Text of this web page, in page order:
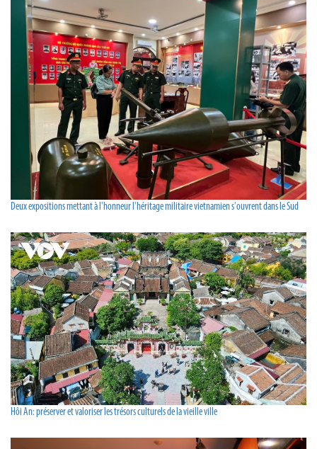
Deux expositions mettant à l'honneur l'héritage militaire vietnamien s'ouvrent dans le Sud
Hôi An: préserver et valoriser les trésors culturels de la vieille ville